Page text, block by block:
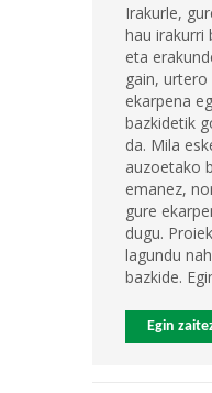
Irakurle,
hau irakurri
eta
gain,
ekarpena
bazkidetik
da. Mila
auzoetako
emanez,
gure
dugu.
lagundu
bazkide.
Egin